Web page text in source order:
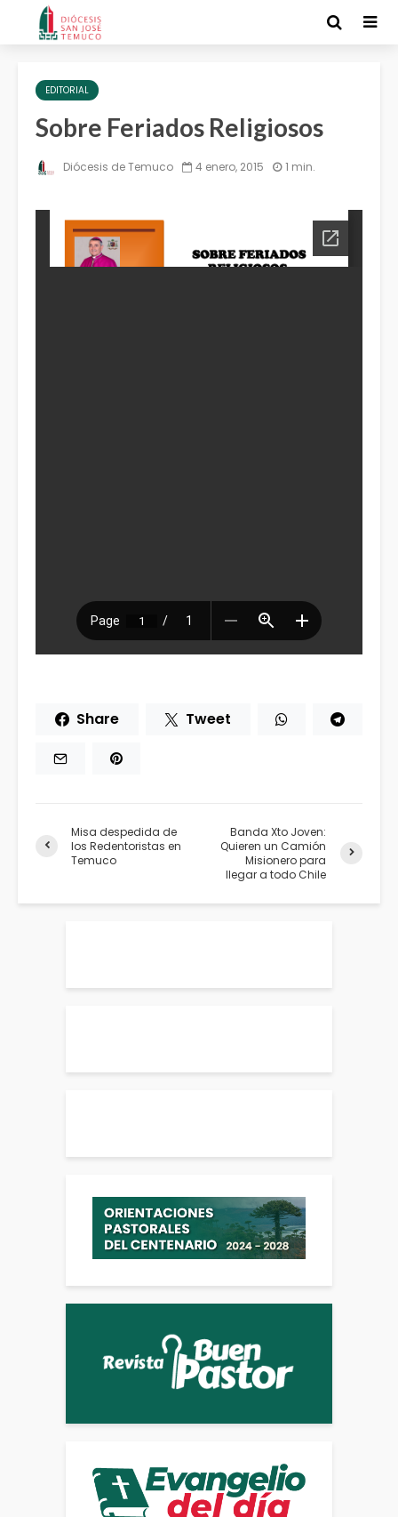
EDITORIAL
Sobre Feriados Religiosos
Diócesis de Temuco 4 enero, 2015 1 min.
Share Tweet
Misa despedida de
los Redentoristas en
Temuco
Banda Xto Joven:
Quieren un Camión
Misionero para
llegar a todo Chile